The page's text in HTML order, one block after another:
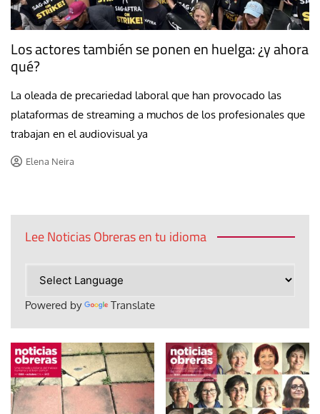
Los actores también se ponen en huelga: ¿y ahora
qué?
La oleada de precariedad laboral que han provocado las
plataformas de streaming a muchos de los profesionales que
trabajan en el audiovisual ya
Elena Neira
Lee Noticias Obreras en tu idioma
Powered by Translate